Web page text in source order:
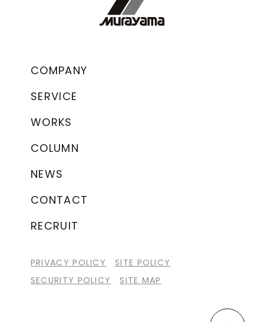
COMPANY
SERVICE
WORKS
COLUMN
NEWS
CONTACT
RECRUIT
PRIVACY POLICY
SITE POLICY
SECURITY POLICY
SITE MAP